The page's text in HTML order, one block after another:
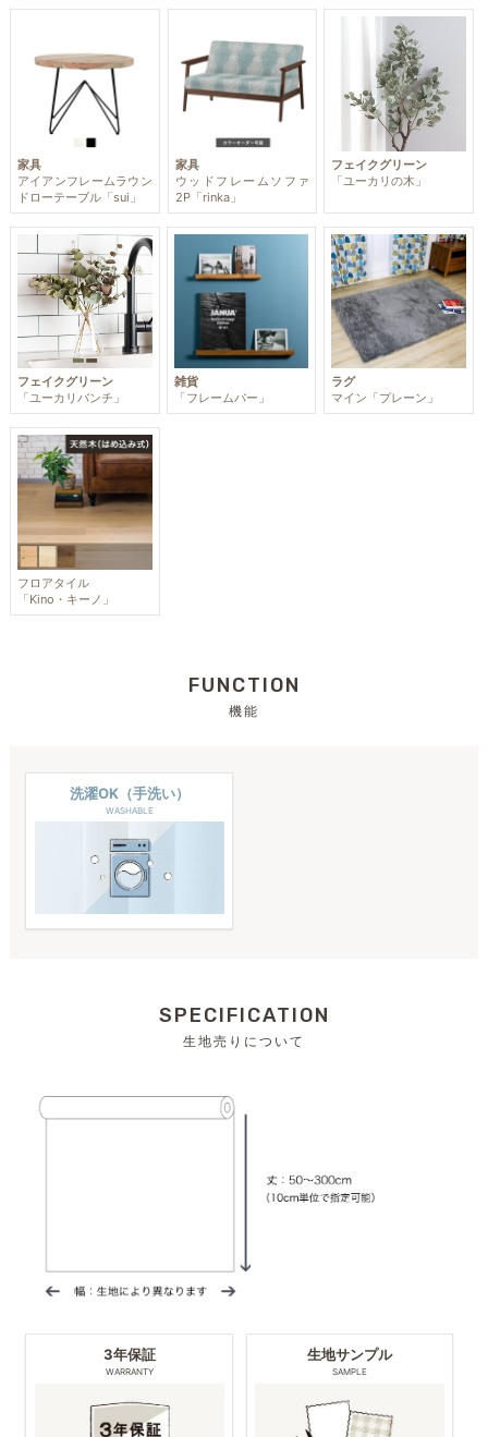
家具
アイアンフレームラウン
ドローテーブル「sui」
家具
ウッドフレームソファ
2P「rinka」
フェイクグリーン
「ユーカリの木」
フェイクグリーン
「ユーカリバンチ」
雑貨
「フレームバー」
ラグ
マイン「プレーン」
フロアタイル
「Kino・キーノ」
FUNCTION
機能
洗濯OK（手洗い）
WASHABLE
SPECIFICATION
生地売りについて
3年保証
WARRANTY
生地サンプル
SAMPLE